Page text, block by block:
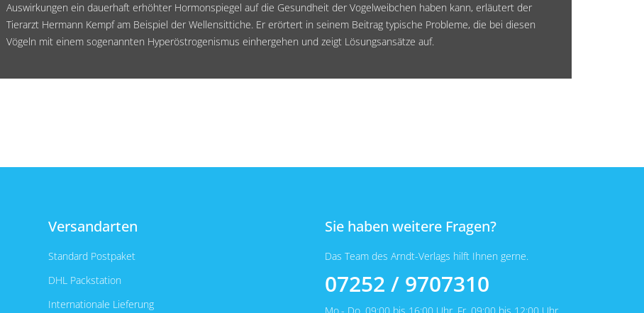
Auswirkungen ein dauerhaft erhöhter Hormonspiegel auf die Gesundheit der Vogelweibchen haben kann, erläutert der
Tierarzt Hermann Kempf am Beispiel der Wellensittiche. Er erörtert in seinem Beitrag typische Probleme, die bei diesen
Vögeln mit einem sogenannten Hyperöstrogenismus einhergehen und zeigt Lösungsansätze auf.
Versandarten
Standard Postpaket
DHL Packstation
Internationale Lieferung
Sie haben weitere Fragen?
Das Team des Arndt-Verlags hilft Ihnen gerne.
07252 / 9707310
Mo.- Do. 09:00 bis 16:00 Uhr, Fr. 09:00 bis 12:00 Uhr